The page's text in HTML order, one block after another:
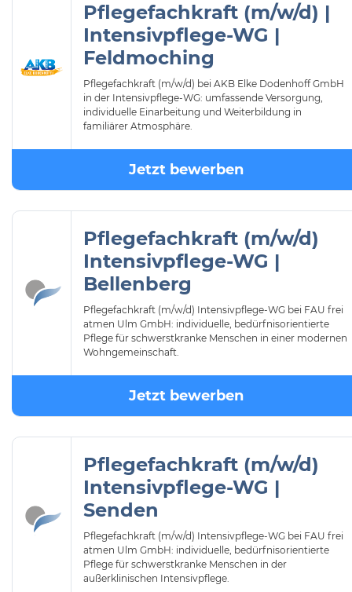
Pflegefachkraft (m/w/d) |
Intensivpflege-WG |
Feldmoching
Pflegefachkraft (m/w/d) bei AKB Elke Dodenhoff GmbH
in der Intensivpflege-WG: umfassende Versorgung,
individuelle Einarbeitung und Weiterbildung in
familiärer Atmosphäre.
Jetzt bewerben
Pflegefachkraft (m/w/d)
Intensivpflege-WG |
Bellenberg
Pflegefachkraft (m/w/d) Intensivpflege-WG bei FAU frei
atmen Ulm GmbH: individuelle, bedürfnisorientierte
Pflege für schwerstkranke Menschen in einer modernen
Wohngemeinschaft.
Jetzt bewerben
Pflegefachkraft (m/w/d)
Intensivpflege-WG |
Senden
Pflegefachkraft (m/w/d) Intensivpflege-WG bei FAU frei
atmen Ulm GmbH: individuelle, bedürfnisorientierte
Pflege für schwerstkranke Menschen in der
außerklinischen Intensivpflege.